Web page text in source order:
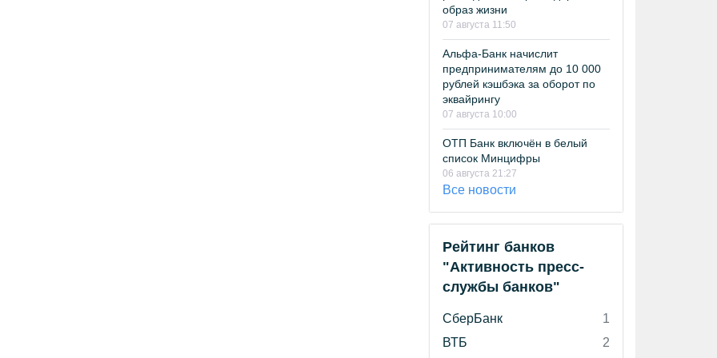
образ жизни
07 августа 11:50
Альфа-Банк начислит
предпринимателям до 10 000
рублей кэшбэка за оборот по
эквайрингу
07 августа 10:00
ОТП Банк включён в белый
список Минцифры
06 августа 21:27
Все новости
Рейтинг банков
"Активность пресс-
службы банков"
СберБанк
1
ВТБ
2